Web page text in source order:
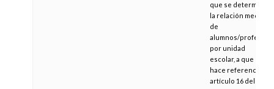
que se determina
la relación media
de
alumnos/profesor
por unidad
escolar, a que
hace referencia el
artículo 16 del